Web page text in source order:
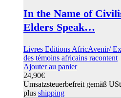
In the Name of
Elders Speak…
Livres Editions AfricAvenir/
des témoins africains racontent
Ajouter au panier
24,90€
Umsatzsteuerbefreit gemäß
plus shipping